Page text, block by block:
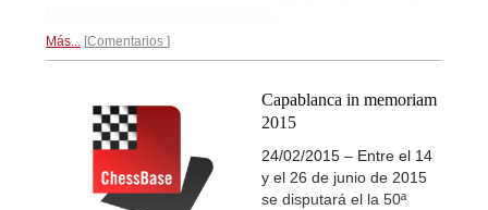
Más... Comentarios
Capablanca in memoriam
2015
24/02/2015 – Entre el 14
y el 26 de junio de 2015
se disputará el la 50ª